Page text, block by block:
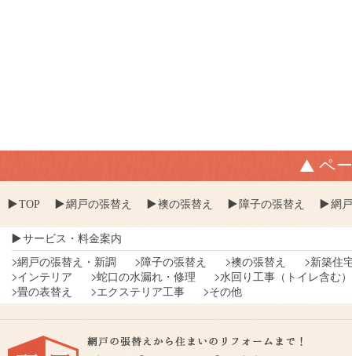
ペ
TOP 網戸の張替え 襖の張替え 障子の張替え 網
サービス・料金案内
網戸の張替え・新調
障子の張替え 襖の張替え
新築住
インテリア
蛇口の水漏れ・修理
水回り工事（トイレ含む）
畳の表替え
エクステリア工事 その他